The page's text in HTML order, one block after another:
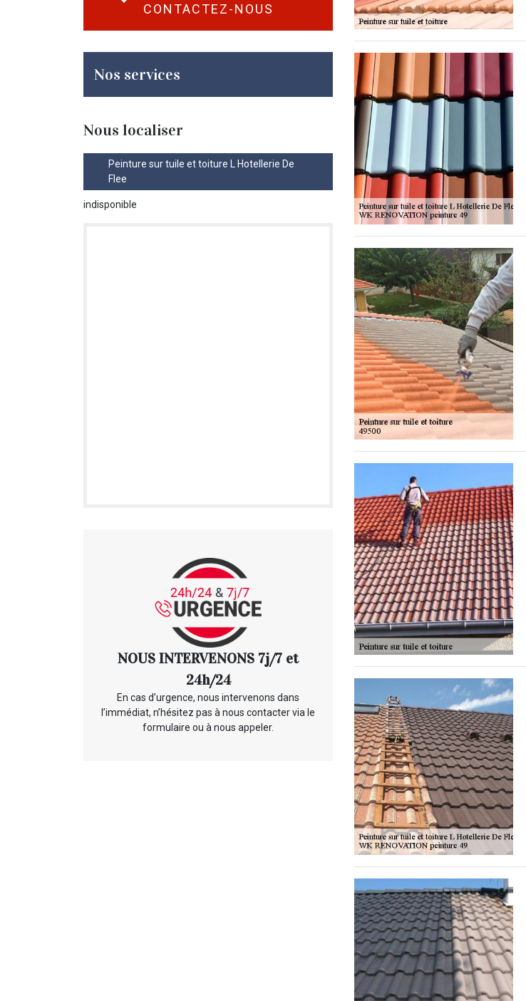
CONTACTEZ-NOUS
Nos services
Nous localiser
Peinture sur tuile et toiture L Hotellerie De
Flee
indisponible
NOUS INTERVENONS 7j/7 et
24h/24
En cas d’urgence, nous intervenons dans
l’immédiat, n’hésitez pas à nous contacter via le
formulaire ou à nous appeler.